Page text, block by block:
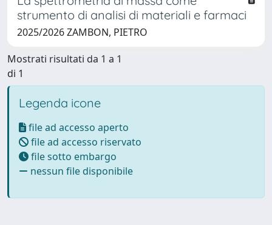
strumento di analisi di materiali e farmaci
2025/2026 ZAMBON, PIETRO
Mostrati risultati da 1 a 1
di 1
Legenda icone
file ad accesso aperto
file ad accesso riservato
file sotto embargo
nessun file disponibile